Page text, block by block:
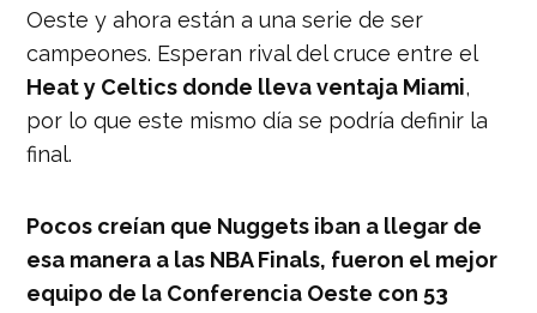
Oeste y ahora están a una serie de ser
campeones. Esperan rival del cruce entre el
Heat y Celtics donde lleva ventaja Miami,
por lo que este mismo día se podría definir la
final.
Pocos creían que Nuggets iban a llegar de
esa manera a las NBA Finals, fueron el mejor
equipo de la Conferencia Oeste con 53